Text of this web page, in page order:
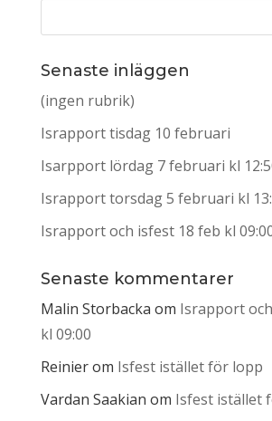
Senaste inläggen
(ingen rubrik)
Israpport tisdag 10 februari
Isarpport lördag 7 februari kl
Israpport torsdag 5 februari kl
Israpport och isfest 18 feb kl
Senaste kommentarer
Malin Storbacka om Israpport
kl 09:00
Reinierom Isfest istället för lopp
Vardan Saakian om Isfest istället